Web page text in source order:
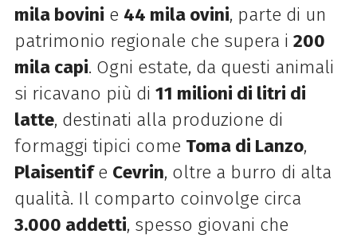
mila bovini e 44 mila ovini, parte di un
patrimonio regionale che supera i 200
mila capi. Ogni estate, da questi animali
si ricavano più di 11 milioni di litri di
latte, destinati alla produzione di
formaggi tipici come Toma di Lanzo,
Plaisentife Cevrin, oltre a burro di alta
qualità. Il comparto coinvolge circa
3.000 addetti, spesso giovani che